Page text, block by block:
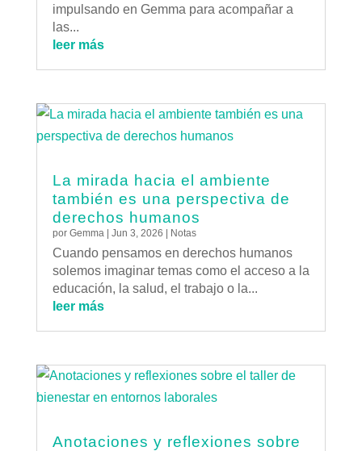
impulsando en Gemma para acompañar a
las...
leer más
La mirada hacia el ambiente
también es una perspectiva de
derechos humanos
por Gemma | Jun 3, 2026 | Notas
Cuando pensamos en derechos humanos
solemos imaginar temas como el acceso a la
educación, la salud, el trabajo o la...
leer más
Anotaciones y reflexiones sobre